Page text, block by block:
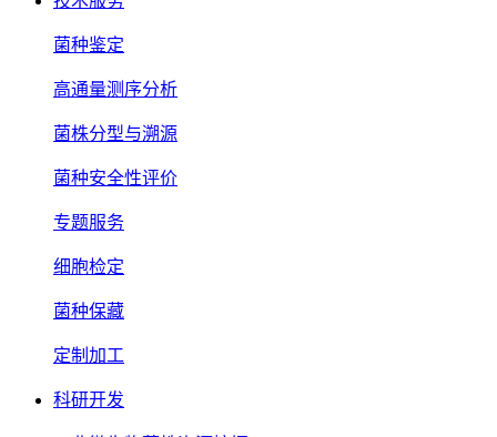
菌种鉴定
高通量测序分析
菌株分型与溯源
菌种安全性评价
专题服务
细胞检定
菌种保藏
定制加工
科研开发